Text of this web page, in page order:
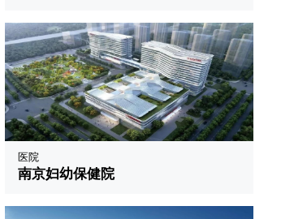
医院
南京妇幼保健院